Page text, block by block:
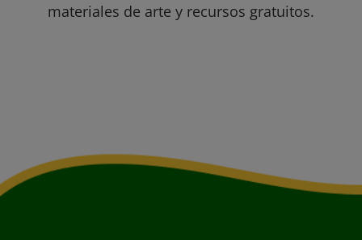
materiales de arte y recursos gratuitos.